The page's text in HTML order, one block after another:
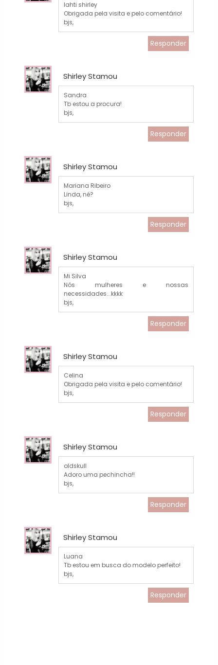
lahti shirley
Obrigada pela visita e pelo comentário!
bjs,
Responder
Shirley Stamou
Sandra
Tb estou a procura!
bjs,
Responder
Shirley Stamou
Mariana Ribeiro
Linda, né?
bjs,
Responder
Shirley Stamou
Mi Silva
Nós mulheres e nossas
necessidades...kkkk
bjs,
Responder
Shirley Stamou
Celina
Obrigada pela visita e pelo comentário!
bjs,
Responder
Shirley Stamou
oldskull
Adoro uma pechincha!!
bjs,
Responder
Shirley Stamou
Luana
Tb estou em busca do modelo perfeito!
bjs,
Responder